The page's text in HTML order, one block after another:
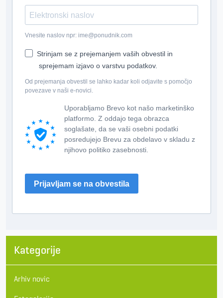
Vnesite naslov npr: ime@ponudnik.com
Strinjam se z prejemanjem vaših obvestil in
sprejemam izjavo o varstvu podatkov.
Od prejemanja obvestil se lahko kadar koli odjavite s pomočjo
povezave v naši e-novici.
Uporabljamo Brevo kot našo marketinško
platformo. Z oddajo tega obrazca
soglašate, da se vaši osebni podatki
posredujejo Brevu za obdelavo v skladu z
njihovo politiko zasebnosti.
Prijavljam se na obvestila
Kategorije
Arhiv novic